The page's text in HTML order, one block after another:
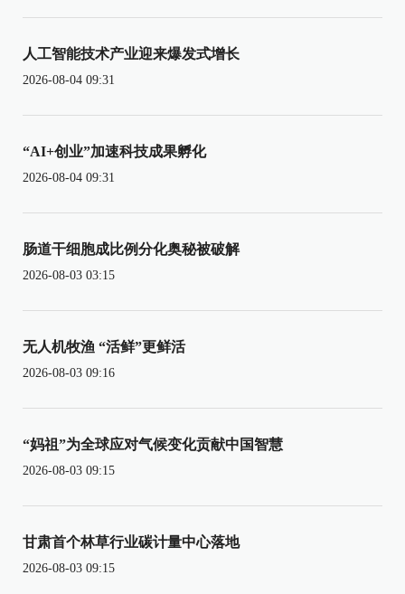
人工智能技术产业迎来爆发式增长
2026-08-04 09:31
“AI+创业”加速科技成果孵化
2026-08-04 09:31
肠道干细胞成比例分化奥秘被破解
2026-08-03 03:15
无人机牧渔 “活鲜”更鲜活
2026-08-03 09:16
“妈祖”为全球应对气候变化贡献中国智慧
2026-08-03 09:15
甘肃首个林草行业碳计量中心落地
2026-08-03 09:15